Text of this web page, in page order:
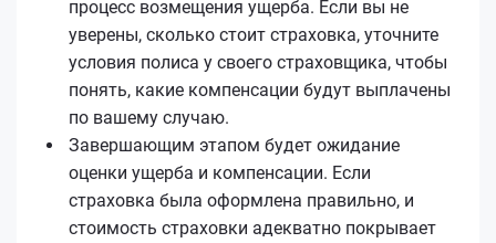
процесс возмещения ущерба. Если вы не
уверены, сколько стоит страховка, уточните
условия полиса у своего страховщика, чтобы
понять, какие компенсации будут выплачены
по вашему случаю.
Завершающим этапом будет ожидание
оценки ущерба и компенсации. Если
страховка была оформлена правильно, и
стоимость страховки адекватно покрывает